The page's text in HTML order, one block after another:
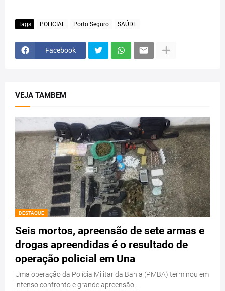
Tags POLICIAL Porto Seguro SAÚDE
Facebook
VEJA TAMBEM
DESTAQUE
Seis mortos, apreensão de sete armas e
drogas apreendidas é o resultado de
operação policial em Una
Uma operação da Polícia Militar da Bahia (PMBA) terminou em
intenso confronto e grande apreensão…